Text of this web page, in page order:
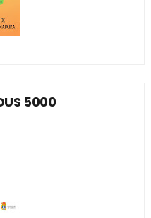
5000